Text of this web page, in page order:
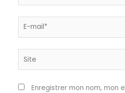
E-
Site
Enregistrer mon nom, mon